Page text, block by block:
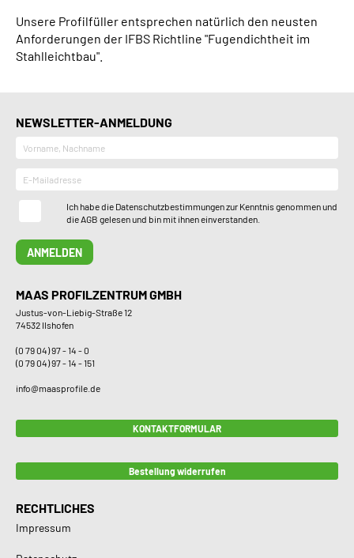
Unsere Profilfüller entsprechen natürlich den neusten
Anforderungen der IFBS Richtline "Fugendichtheit im
Stahlleichtbau".
NEWSLETTER-ANMELDUNG
Ich habe dieDatenschutzbestimmungenzur Kenntnis genommen und
dieAGBgelesen und bin mit ihnen einverstanden.
ANMELDEN
MAAS PROFILZENTRUM GMBH
Justus-von-Liebig-Straße 12
74532 Ilshofen
(0 79 04) 97 - 14 - 0
(0 79 04) 97 - 14 - 151
info@maasprofile.de
KONTAKTFORMULAR
Bestellung widerrufen
RECHTLICHES
Impressum